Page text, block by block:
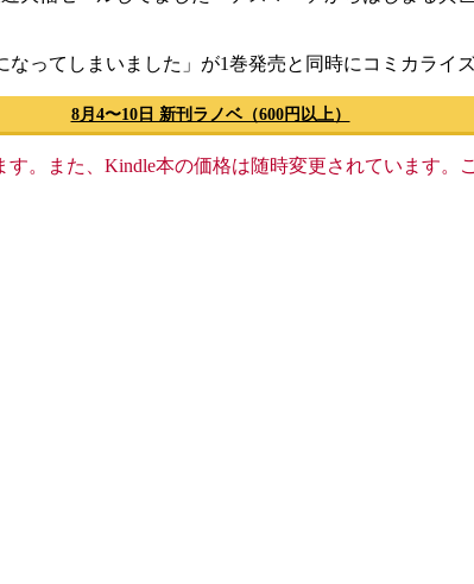
ってしまいました」が1巻発売と同時にコミカライズ
8月4〜10日 新刊ラノベ（600円以上）
。また、Kindle本の価格は随時変更されています。